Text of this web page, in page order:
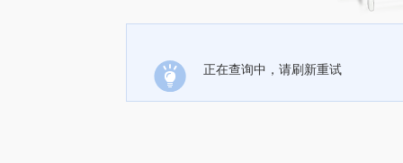
正在查询中，请刷新重试